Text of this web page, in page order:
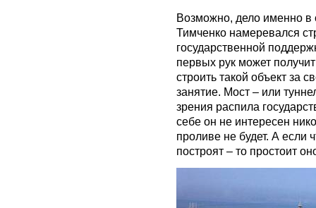
Возможно, дело именно в
Тимченко намеревался
государственной
первых рук может
строить такой объект за
занятие. Мост – или
зрения распила
себе он не интересен
проливе не будет. А если
построят – то простоит